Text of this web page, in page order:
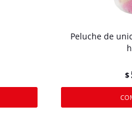
Peluche de
$